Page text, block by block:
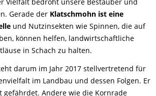
Gerade der Klatschmohn ist eine
und Nutzinsekten wie Spinnen, die auf
können helfen, landwirtschaftliche
in Schach zu halten.
darum im Jahr 2017 stellvertretend für
im Landbau und dessen Folgen. Er
gefährdet. Andere wie die Kornrade